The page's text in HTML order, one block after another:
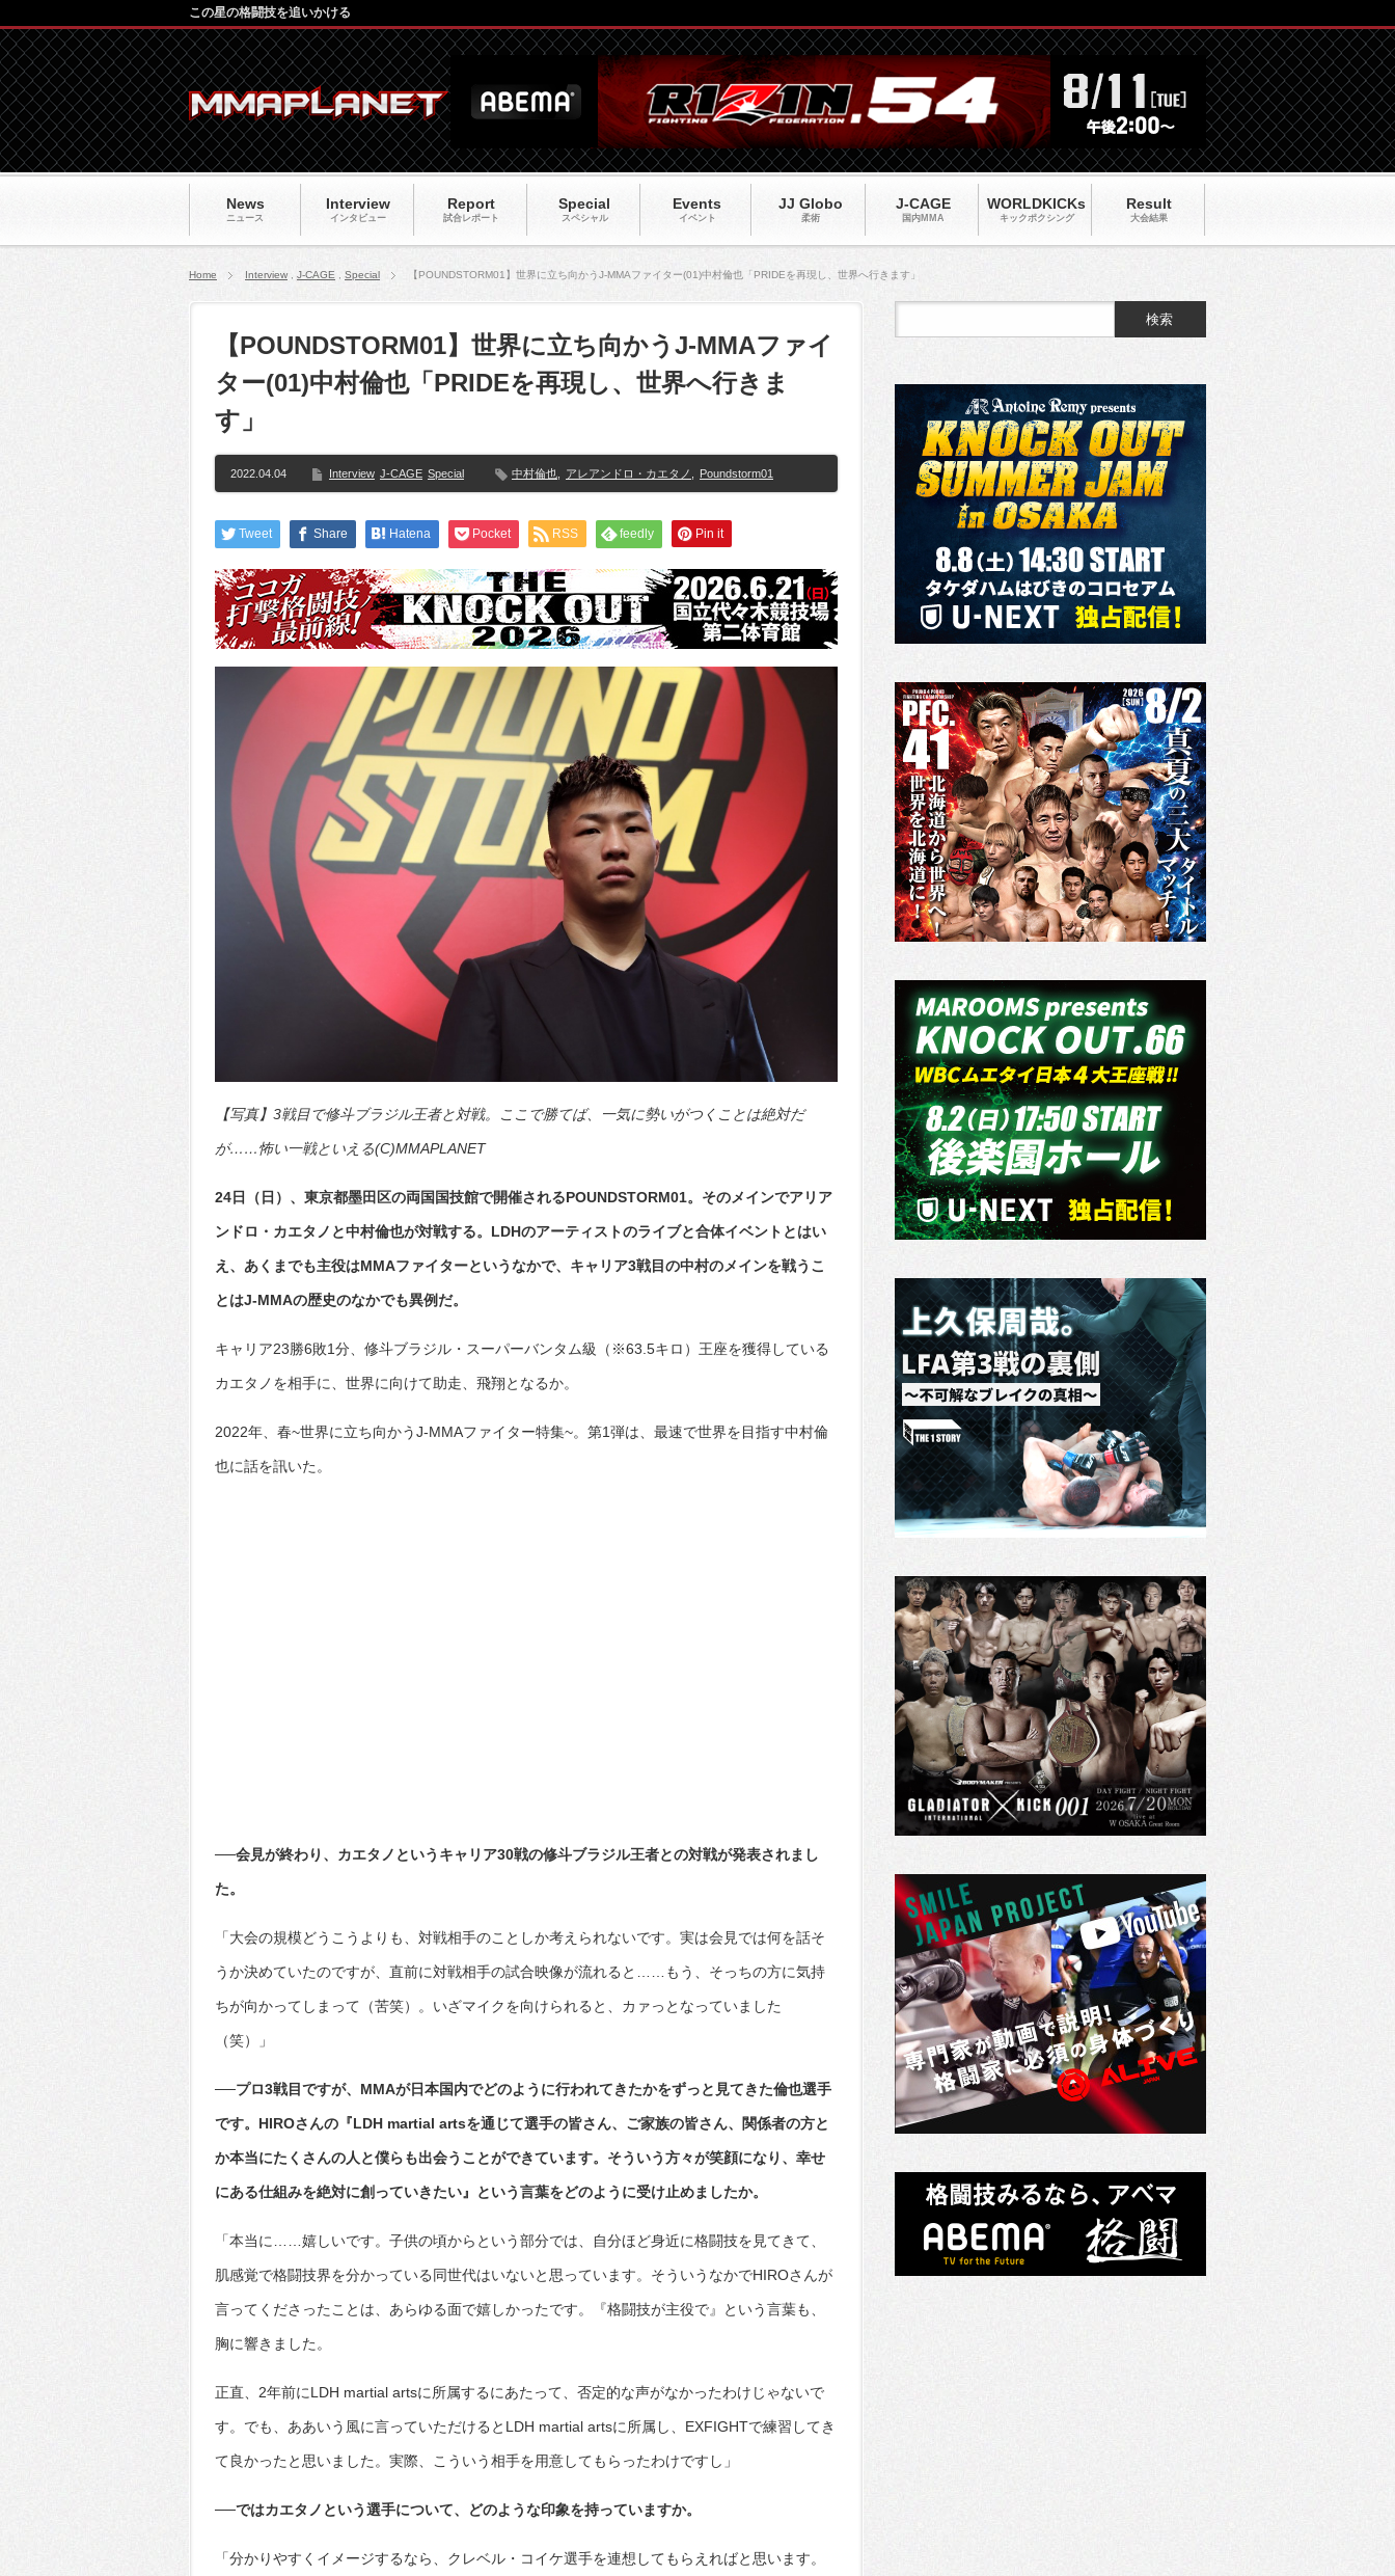
News
ニュース
Interview
インタビュー
Report
試合レポート
Special
スペシャル
Events
イベント
JJ Globo
柔術
J-CAGE
国内MMA
WORLDKICKs
キックポクシング
Result
大会結果
この星の格闘技を追いかける
Home Interview J-CAGE Special 【POUNDSTORM01】世界に立ち向かうJ-MMAファイター(01)中村倫也「PRIDEを再現し、世界へ行きます」
【POUNDSTORM01】世界に立ち向かうJ-MMAファイ
ター(01)中村倫也「PRIDEを再現し、世界へ行きま
す」
2022.04.04 Interview J-CAGE Special 中村倫也 アレアンドロ・カエタノ Poundstorm01
Tweet Share Hatena Pocket RSS feedly Pin it
【写真】3戦目で修斗ブラジル王者と対戦。ここで勝てば、一気に勢いがつくことは絶対だ
が……怖い一戦といえる(C)MMAPLANET
24日（日）、東京都墨田区の両国国技館で開催されるPOUNDSTORM01。そのメインでアリア
ンドロ・カエタノと中村倫也が対戦する。LDHのアーティストのライブと合体イベントとはい
え、あくまでも主役はMMAファイターというなかで、キャリア3戦目の中村のメインを戦うこ
とはJ-MMAの歴史のなかでも異例だ。
キャリア23勝6敗1分、修斗ブラジル・スーパーバンタム級（※63.5キロ）王座を獲得している
カエタノを相手に、世界に向けて助走、飛翔となるか。
2022年、春~世界に立ち向かうJ-MMAファイター特集~。第1弾は、最速で世界を目指す中村倫
也に話を訊いた。
──会見が終わり、カエタノというキャリア30戦の修斗ブラジル王者との対戦が発表されまし
た。
「大会の規模どうこうよりも、対戦相手のことしか考えられないです。実は会見では何を話そ
うか決めていたのですが、直前に対戦相手の試合映像が流れると……もう、そっちの方に気持
ちが向かってしまって（苦笑）。いざマイクを向けられると、カァっとなっていました
（笑）」
──プロ3戦目ですが、MMAが日本国内でどのように行われてきたかをずっと見てきた倫也選手
です。HIROさんの『LDH martial artsを通じて選手の皆さん、ご家族の皆さん、関係者の方と
か本当にたくさんの人と僕らも出会うことができています。そういう方々が笑顔になり、幸せ
にある仕組みを絶対に創っていきたい』という言葉をどのように受け止めましたか。
「本当に……嬉しいです。子供の頃からという部分では、自分ほど身近に格闘技を見てきて、
肌感覚で格闘技界を分かっている同世代はいないと思っています。そういうなかでHIROさんが
言ってくださったことは、あらゆる面で嬉しかったです。『格闘技が主役で』という言葉も、
胸に響きました。
正直、2年前にLDH martial artsに所属するにあたって、否定的な声がなかったわけじゃないで
す。でも、ああいう風に言っていただけるとLDH martial artsに所属し、EXFIGHTで練習してき
て良かったと思いました。実際、こういう相手を用意してもらったわけですし」
──ではカエタノという選手について、どのような印象を持っていますか。
「分かりやすくイメージするなら、クレベル・コイケ選手を連想してもらえればと思います。